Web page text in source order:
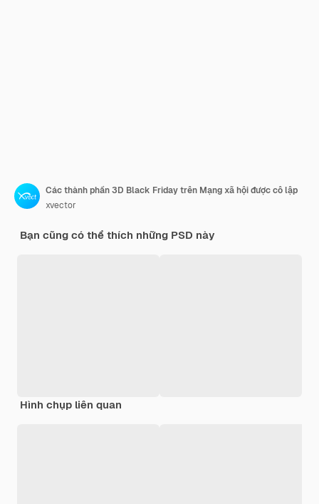
Các thành phần 3D Black Friday trên Mạng xã hội được cô lập
xvector
Bạn cũng có thể thích những PSD này
Hình chụp liên quan